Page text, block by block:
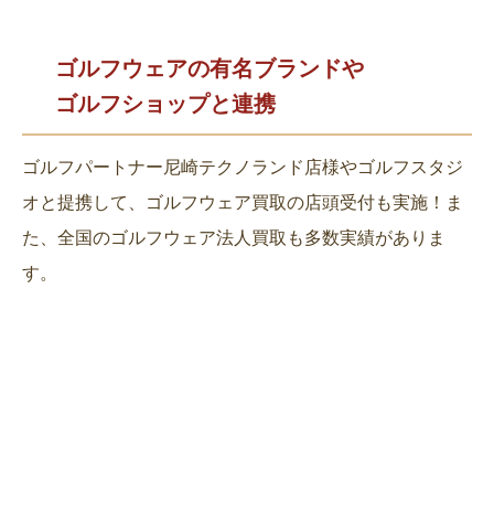
ゴルフウェアの有名ブランドや
ゴルフショップと連携
ゴルフパートナー尼崎テクノランド店様やゴルフスタジ
オと提携して、ゴルフウェア買取の店頭受付も実施！ま
た、全国のゴルフウェア法人買取も多数実績がありま
す。